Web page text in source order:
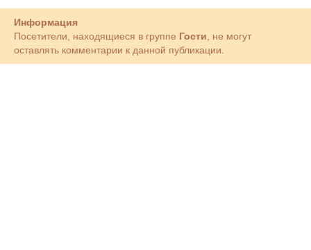
Информация
Посетители, находящиеся в группе Гости, не могут
оставлять комментарии к данной публикации.